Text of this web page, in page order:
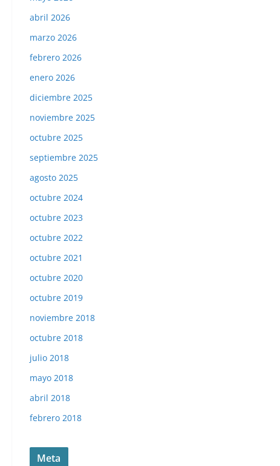
abril 2026
marzo 2026
febrero 2026
enero 2026
diciembre 2025
noviembre 2025
octubre 2025
septiembre 2025
agosto 2025
octubre 2024
octubre 2023
octubre 2022
octubre 2021
octubre 2020
octubre 2019
noviembre 2018
octubre 2018
julio 2018
mayo 2018
abril 2018
febrero 2018
Meta